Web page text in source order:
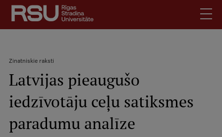
Pārlekt
galveno
saturu
Latviski
Meklēt
Mobile
augšējā
izvēlne
Skolēniem
Studentiem
Absolventiem
Atpakaļceļš
Zinatniskie raksti
Latvijas pieaugušo
iedzīvotāju ceļu satiksmes
paradumu analīze